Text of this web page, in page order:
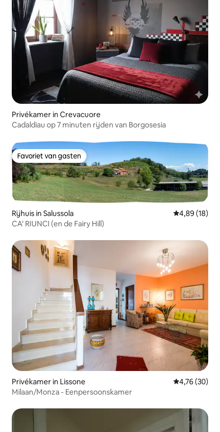
Privékamer in Crevacuore
Cadaldiau op 7 minuten rijden van Borgosesia
Favoriet van gasten
Favoriet van gasten
Rijhuis in Salussola Gemiddelde
4,89 (18)
CA' RIUNCI (en de Fairy Hill)
Privékamer in Lissone Gemiddelde
4,76 (30)
Milaan/Monza - Eenpersoonskamer